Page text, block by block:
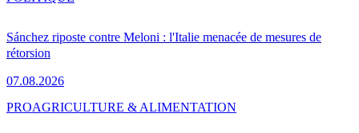
Sánchez riposte contre Meloni : l'Italie menacée de mesures de
rétorsion
07.08.2026
PROAGRICULTURE & ALIMENTATION